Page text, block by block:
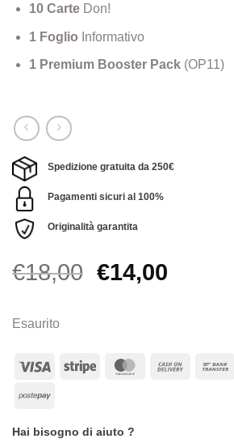
10 CarteDon!
1 Foglio Informativo
1 Premium Booster Pack(OP11)
Spedizione gratuita da 250€
Pagamenti sicuri al 100%
Originalità garantita
€18,00 Il
€18,00.
€14,00Il
€14,00.
Esaurito
Visa Stripe MasterCard
Cash
Postepay
Hai bisogno di aiuto ?